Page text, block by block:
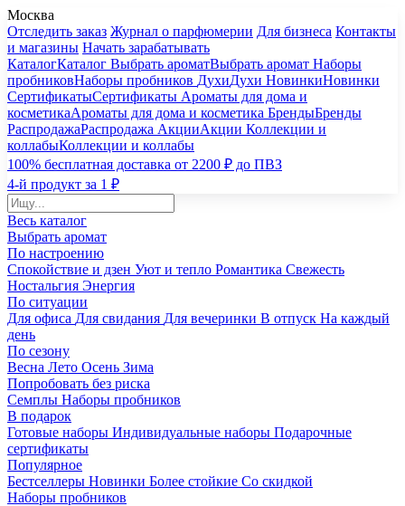
Москва
Отследить заказ Журнал о парфюмерии Для бизнеса Контакты
и магазины Начать зарабатывать
КаталогКаталог Выбрать ароматВыбрать аромат Наборы
пробниковНаборы пробников ДухиДухи НовинкиНовинки
СертификатыСертификаты Ароматы для дома и
косметикаАроматы для дома и косметика БрендыБренды
РаспродажаРаспродажа АкцииАкции Коллекции и
коллабыКоллекции и коллабы
100% бесплатная доставка от 2200 ₽ до ПВЗ
4-й продукт за 1 ₽
Весь каталог
Выбрать аромат
По настроению
Спокойствие и дзен Уют и тепло Романтика Свежесть
Ностальгия Энергия
По ситуации
Для офиса Для свидания Для вечеринки В отпуск На каждый
день
По сезону
Весна Лето Осень Зима
Попробовать без риска
Семплы Наборы пробников
В подарок
Готовые наборы Индивидуальные наборы Подарочные
сертификаты
Популярное
Бестселлеры Новинки Более стойкие Со скидкой
Наборы пробников